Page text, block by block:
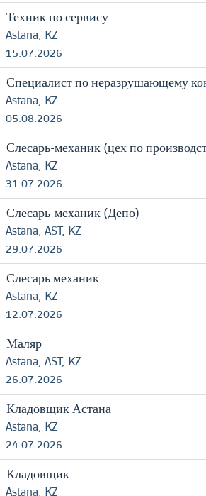
Техник по сервису
Astana, KZ
15.07.2026
Специалист по неразрушающему
Astana, KZ
05.08.2026
Слесарь-механик (цех по
Astana, KZ
31.07.2026
Слесарь-механик (Депо)
Astana, AST, KZ
29.07.2026
Слесарь механик
Astana, KZ
12.07.2026
Маляр
Astana, AST, KZ
26.07.2026
Кладовщик Астана
Astana, KZ
24.07.2026
Кладовщик
Astana, KZ